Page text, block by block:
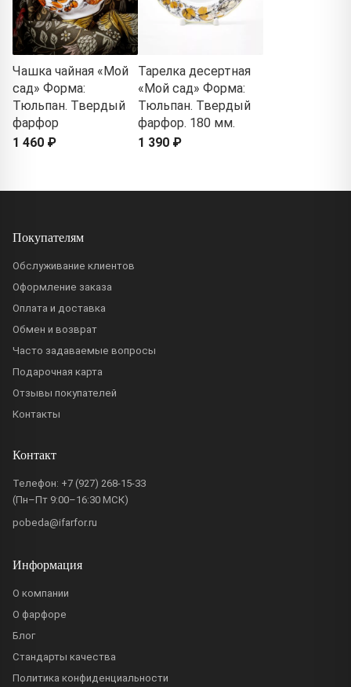
Чашка чайная «Мой
сад» Форма:
Тюльпан. Твердый
фарфор
1 460 ₽
Тарелка десертная
«Мой сад» Форма:
Тюльпан. Твердый
фарфор. 180 мм.
1 390 ₽
Покупателям
Обслуживание клиентов
Оформление заказа
Оплата и доставка
Обмен и возврат
Часто задаваемые вопросы
Подарочная карта
Отзывы покупателей
Контакты
Контакт
Телефон: +7 (927) 268-15-33
(Пн–Пт 9:00–16:30 МСК)
pobeda@ifarfor.ru
Информация
О компании
О фарфоре
Блог
Стандарты качества
Политика конфиденциальности